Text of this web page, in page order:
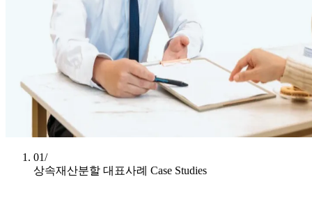
01/
상속재산분할 대표사례 Case Studies